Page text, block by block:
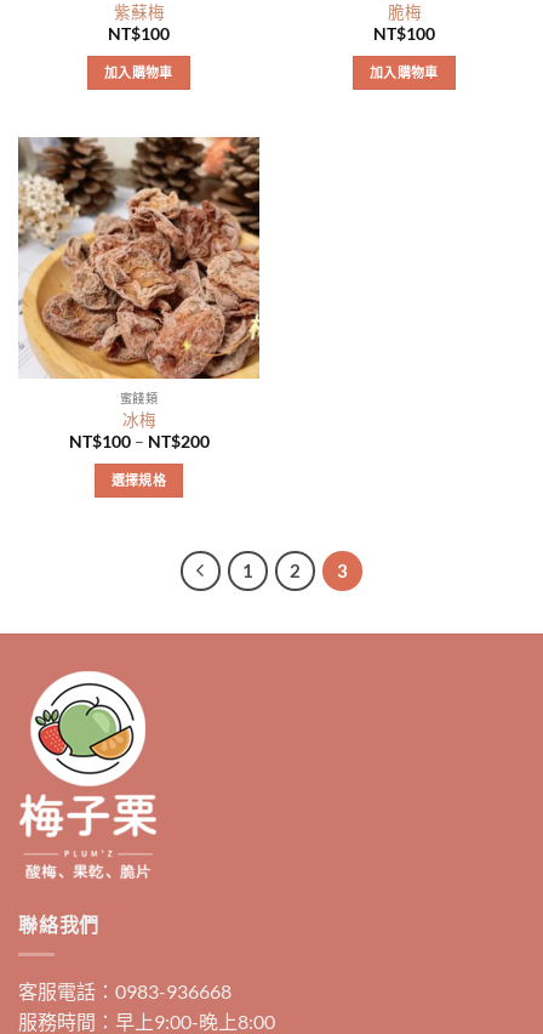
紫蘇梅
NT$100
加入購物車
脆梅
NT$100
加入購物車
蜜餞類
冰梅
NT$100– NT$200
選擇規格
種
可
在
產
頁
面
選
1 2 3
聯絡我們
客服電話：0983-936668
服務時間：早上9:00-晚上8:00